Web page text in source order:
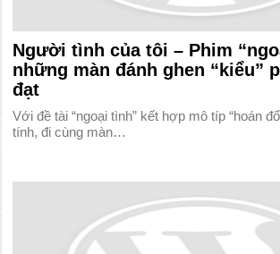
Người tình của tôi – Phim
những màn đánh ghen “kiểu”
đạt
Với đề tài “ngoại tình” kết hợp mô típ “hoán
tính, đi cùng màn…